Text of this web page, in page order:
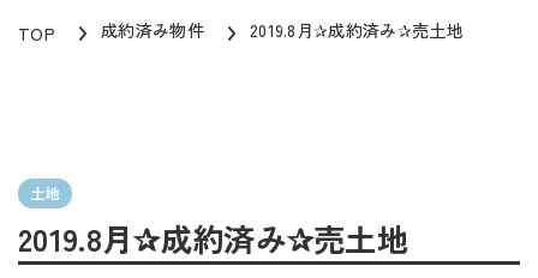
TOP 成約済み物件 2019.8月✰成約済み✰売土地
土地
2019.8月✰成約済み✰売土地